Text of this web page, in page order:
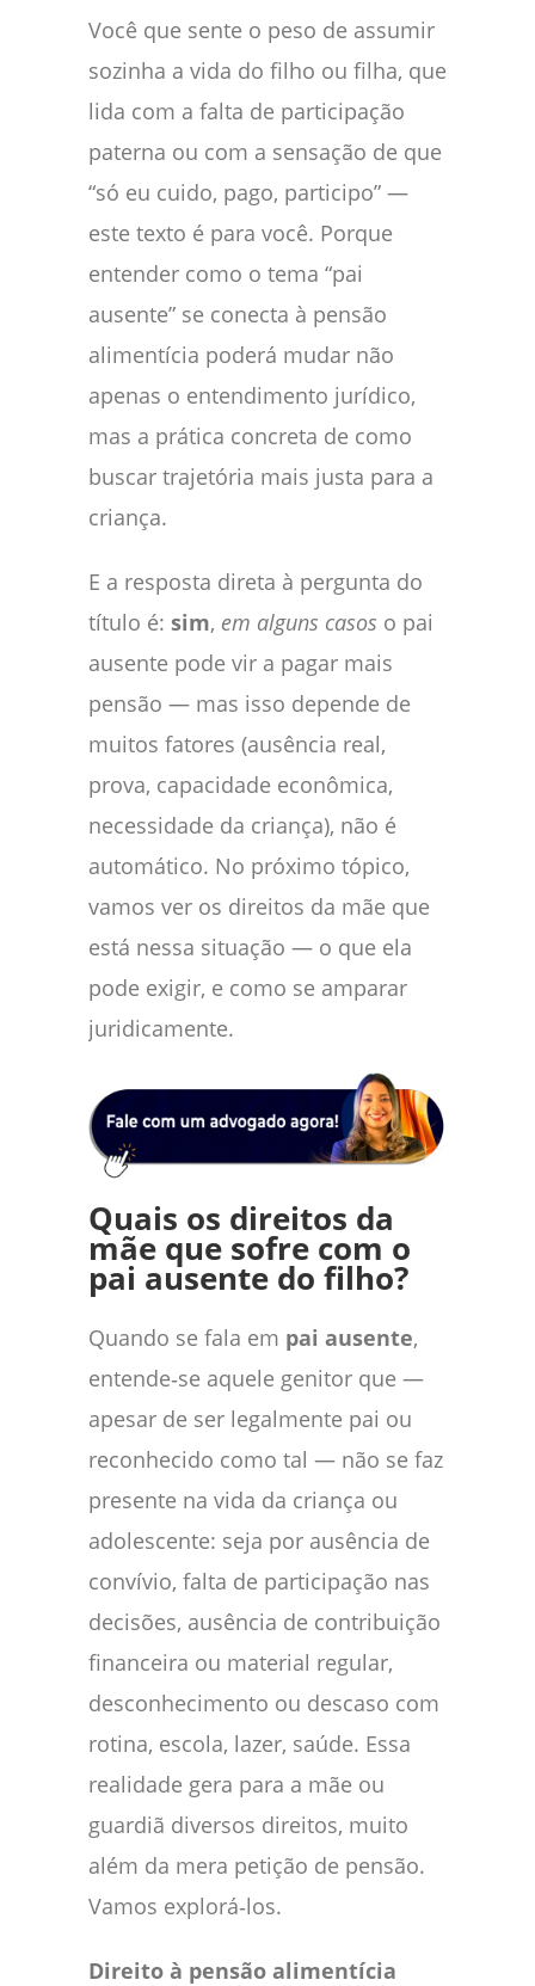
Você que sente o peso de assumir
sozinha a vida do filho ou filha, que
lida com a falta de participação
paterna ou com a sensação de que
“só eu cuido, pago, participo” —
este texto é para você. Porque
entender como o tema “pai
ausente” se conecta à pensão
alimentícia poderá mudar não
apenas o entendimento jurídico,
mas a prática concreta de como
buscar trajetória mais justa para a
criança.
E a resposta direta à pergunta do
título é: sim, em alguns casos o pai
ausente pode vir a pagar mais
pensão — mas isso depende de
muitos fatores (ausência real,
prova, capacidade econômica,
necessidade da criança), não é
automático. No próximo tópico,
vamos ver os direitos da mãe que
está nessa situação — o que ela
pode exigir, e como se amparar
juridicamente.
Quais os direitos da
mãe que sofre com o
pai ausente do filho?
Quando se fala em pai ausente,
entende‑se aquele genitor que —
apesar de ser legalmente pai ou
reconhecido como tal — não se faz
presente na vida da criança ou
adolescente: seja por ausência de
convívio, falta de participação nas
decisões, ausência de contribuição
financeira ou material regular,
desconhecimento ou descaso com
rotina, escola, lazer, saúde. Essa
realidade gera para a mãe ou
guardiã diversos direitos, muito
além da mera petição de pensão.
Vamos explorá‑los.
Direito à pensão alimentícia